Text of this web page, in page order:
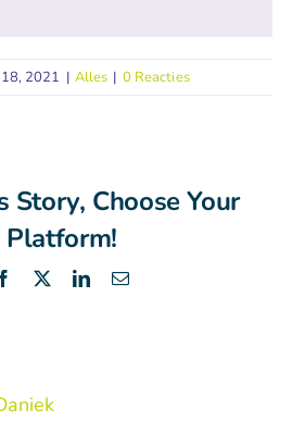
2021 | Alles | 0 Reacties
Story, Choose Your
Platform!
Facebook LinkedIn
E-